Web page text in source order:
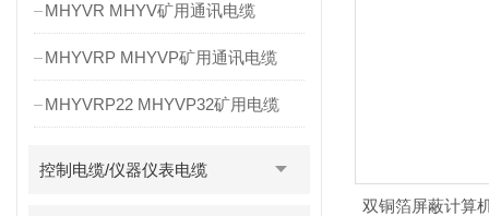
MHYVR MHYV矿用通讯电缆
MHYVRP MHYVP矿用通讯电缆
MHYVRP22 MHYVP32矿用电缆
控制电缆/仪器仪表电缆
双铜箔屏蔽计算